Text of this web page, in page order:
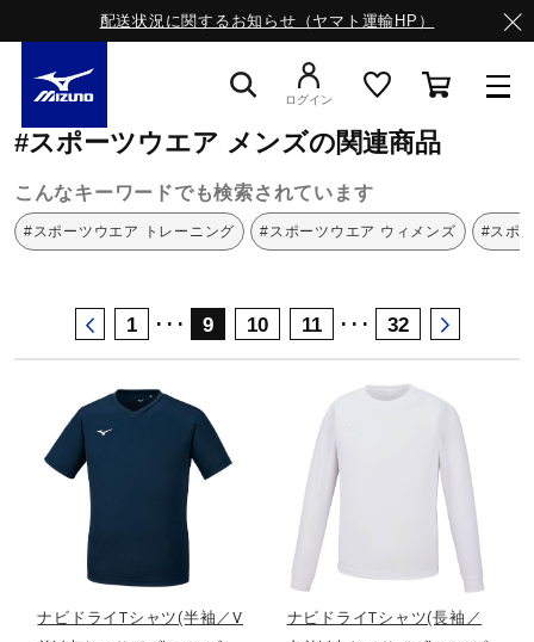
配送状況に関するお知らせ（ヤマト運輸HP）
ライフスタイルウエア
ランニング
サッカー／フットサル
トレーニング
ログイン
ミズノ公式オンライン メンズ
#スポーツウエア メンズの関連商品
こんなキーワードでも検索されています
#スポーツウエア トレーニング #スポーツウエア ウィメンズ #スポ
1 ･･･ 9 10 11 ･･･ 32
ナビドライTシャツ(半袖／V
ナビドライTシャツ(長袖／